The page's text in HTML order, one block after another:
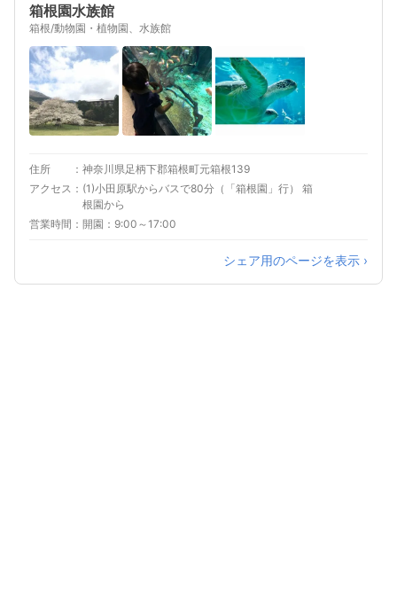
箱根園水族館
箱根/動物園・植物園、水族館
住所
神奈川県足柄下郡箱根町元箱根139
アクセス
(1)小田原駅からバスで80分（「箱根園」行） 箱
根園から
営業時間
開園：9:00～17:00
シェア用のページを表示 ›